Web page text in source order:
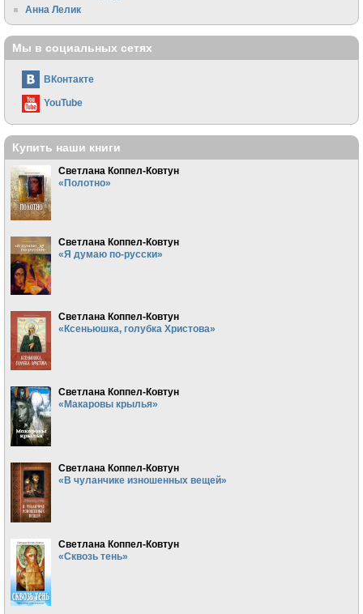
Анна Лелик
Мы в социальных сетях
ВКонтакте
YouTube
Купить наши книги
Светлана Коппел-Ковтун
«Полотно»
Светлана Коппел-Ковтун
«Я думаю по-русски»
Светлана Коппел-Ковтун
«Ксеньюшка, голубка Христова»
Светлана Коппел-Ковтун
«Макаровы крылья»
Светлана Коппел-Ковтун
«В чуланчике изношенных вещей»
Светлана Коппел-Ковтун
«Сквозь тень»